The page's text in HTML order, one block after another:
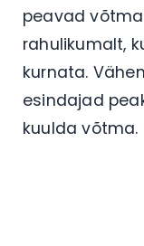
peavad
rahulikumalt,
kurnata.
esindajad
kuulda võtma.